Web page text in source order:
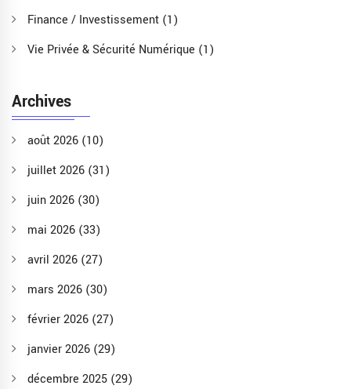
Finance / Investissement (1)
Vie Privée & Sécurité Numérique (1)
Archives
août 2026 (10)
juillet 2026 (31)
juin 2026 (30)
mai 2026 (33)
avril 2026 (27)
mars 2026 (30)
février 2026 (27)
janvier 2026 (29)
décembre 2025 (29)